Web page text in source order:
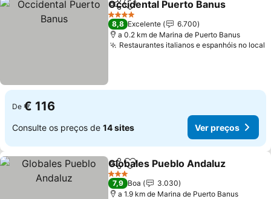
PartilharAdicionar aos favoritos
Occidental Puerto Banus
4 Estrelas
8,8 Excelente
6.700
a 0.2 km de Marina de Puerto Banus
Restaurantes italianos e espanhóis no local
De € 116
Consulte os preços de 14 sites Ver preços
PartilharAdicionar aos favoritos
Globales Pueblo Andaluz
3 Estrelas
7,9 Boa
3.030
a 1.9 km de Marina de Puerto Banus